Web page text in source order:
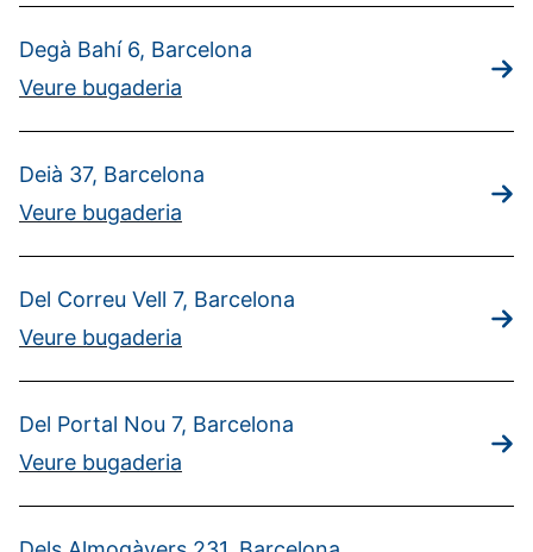
Degà Bahí 6, Barcelona
Veure bugaderia
Deià 37, Barcelona
Veure bugaderia
Del Correu Vell 7, Barcelona
Veure bugaderia
Del Portal Nou 7, Barcelona
Veure bugaderia